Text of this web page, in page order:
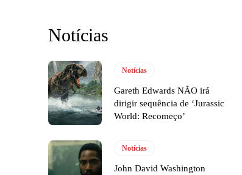
Notícias
Notícias
Gareth Edwards NÃO irá
dirigir sequência de ‘Jurassic
World: Recomeço’
Notícias
John David Washington